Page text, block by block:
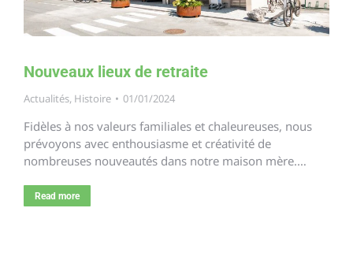
Nouveaux lieux de retraite
Actualités, Histoire 01/01/2024
Fidèles à nos valeurs familiales et chaleureuses, nous
prévoyons avec enthousiasme et créativité de
nombreuses nouveautés dans notre maison mère.…
Read more